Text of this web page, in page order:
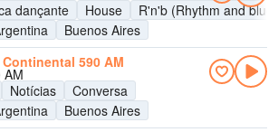
dançante
House
R'n'b (Rhythm and
Buenos Aires
590 AM
AM
Notícias
Conversa
Buenos Aires